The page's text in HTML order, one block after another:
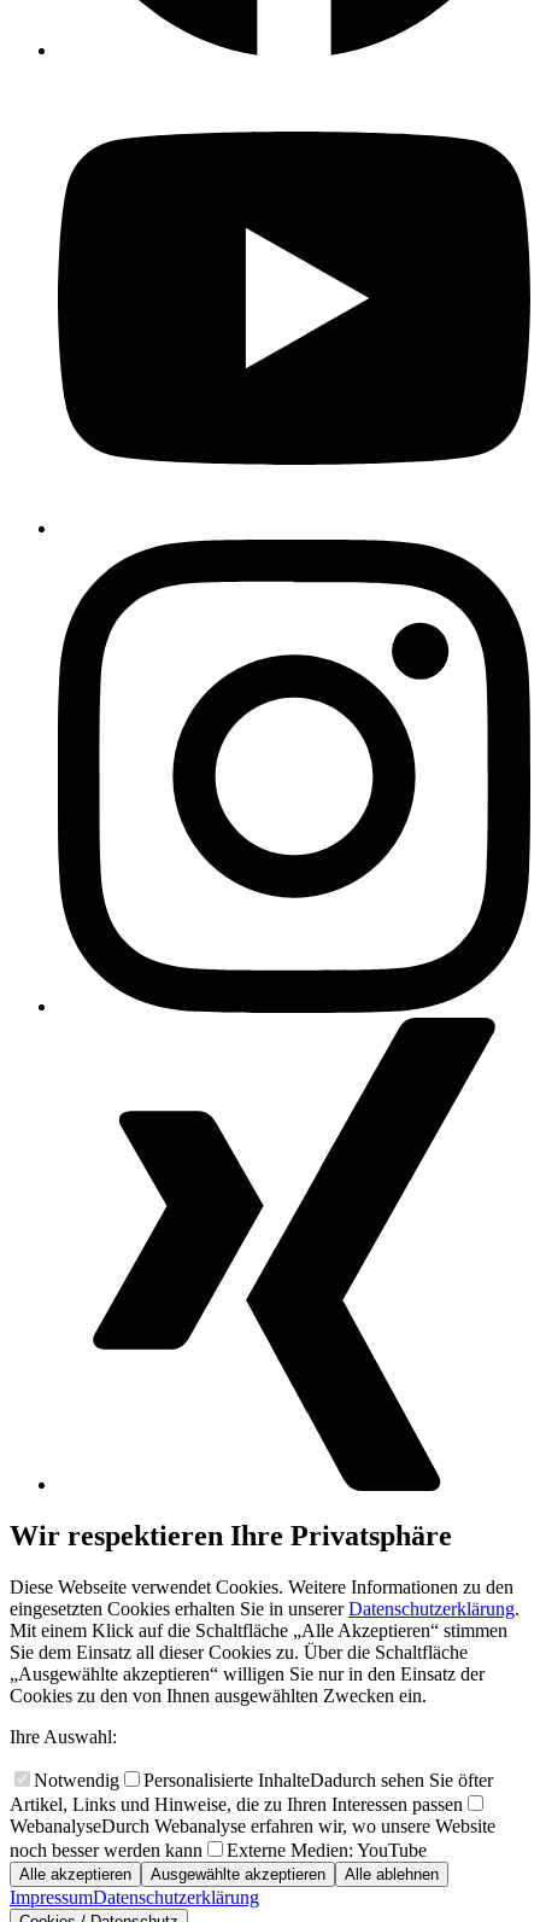
Wir respektieren Ihre Privatsphäre
Diese Webseite verwendet Cookies. Weitere Informationen zu den
eingesetzten Cookies erhalten Sie in unsererDatenschutzerklärung.
Mit einem Klick auf die Schaltfläche „Alle Akzeptieren“ stimmen
Sie dem Einsatz all dieser Cookies zu. Über die Schaltfläche
„Ausgewählte akzeptieren“ willigen Sie nur in den Einsatz der
Cookies zu den von Ihnen ausgewählten Zwecken ein.
Ihre Auswahl:
Notwendig Personalisierte InhalteDadurch sehen Sie öfter
Artikel, Links und Hinweise, die zu Ihren Interessen passen
WebanalyseDurch Webanalyse erfahren wir, wo unsere Website
noch besser werden kann
Externe Medien: YouTube
Alle akzeptieren Ausgewählte akzeptieren Alle ablehnen
ImpressumDatenschutzerklärung